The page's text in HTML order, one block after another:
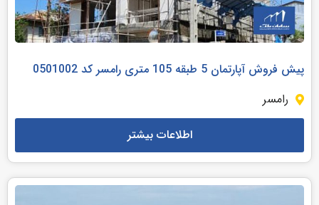
پیش فروش آپارتمان 5 طبقه 105 متری رامسر کد 0501002
رامسر
اطلاعات بیشتر